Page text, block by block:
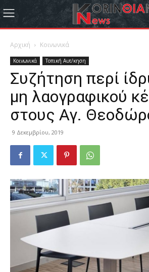
Αρχική Κοινωνικά
Κοινωνικά Τοπική Αυτ/κηση
Συζήτηση περί
μη λαογραφικού
στους Αγ.
9 Δεκεμβρίου, 2019